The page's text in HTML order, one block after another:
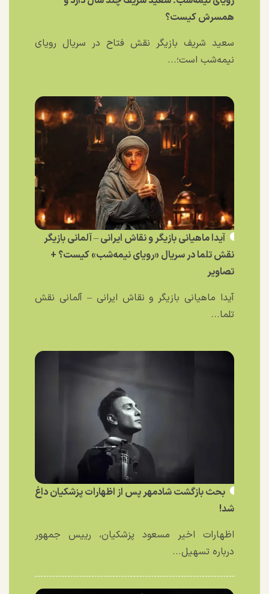
همسرش کیست؟
سعید شریف بازیگر نقش فتاح در سریال رویای
نیمه‌شب است؛...
آیدا ماهیانی بازیگر و نقاش ایرانی – آلمانی بازیگر
نقش تلما در سریال «رویای نیمه‌شب» کیست؟ +
تصاویر
آیدا ماهیانی بازیگر و نقاش ایرانی – آلمانی نقش
تلما...
بحث بازگشت شادمهر پس از اظهارات پزشکیان داغ
شد!
اظهارات اخیر مسعود پزشکیان، رییس جمهور
درباره تسهیل...